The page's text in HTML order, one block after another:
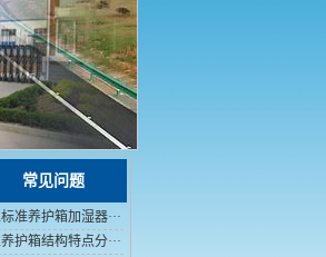
常见问题
准养护箱加湿器···
护箱结构特点分···